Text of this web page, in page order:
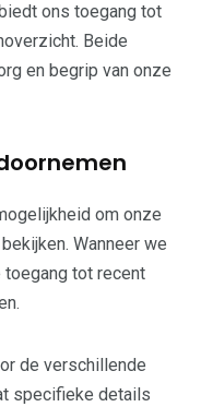
ons toegang tot
Beide
en begrip van onze
om onze
Wanneer we
toegang tot recent
de verschillende
specifieke details